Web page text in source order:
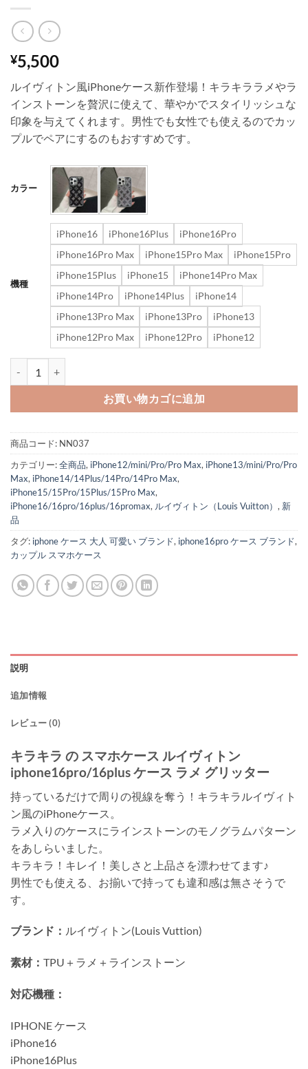
¥5,500
ルイヴィトン風iPhoneケース新作登場！キラキララメやラ
インストーンを贅沢に使えて、華やかでスタイリッシュな
印象を与えてくれます。男性でも女性でも使えるのでカッ
プルでペアにするのもおすすめです。
カラー
機種
iPhone16 iPhone16Plus
iPhone16Pro
iPhone16Pro Max
iPhone15Pro Max
iPhone15Pro
iPhone15Plus
iPhone15
iPhone14Pro Max
iPhone14Pro
iPhone14Plus
iPhone14
iPhone13Pro Max
iPhone13Pro
iPhone13
iPhone12Pro Max
iPhone12Pro iPhone12
お買い物カゴに追加
商品コード: NN037
カテゴリー:全商品, iPhone12/mini/Pro/Pro Max, iPhone13/mini/Pro/Pro
Max, iPhone14/14Plus/14Pro/14Pro Max,
iPhone15/15Pro/15Plus/15Pro Max,
iPhone16/16pro/16plus/16promax, ルイヴィトン（Louis Vuitton） , 新
品
タグ: iphone ケース 大人 可愛い ブランド, iphone16pro ケース ブランド,
カップル スマホケース
説明
追加情報
レビュー (0)
キラキラ の スマホケース ルイヴィトン
iphone16pro/16plus ケース ラメ グリッター
持っているだけで周りの視線を奪う！キラキラルイヴィト
ン風のiPhoneケース。
ラメ入りのケースにラインストーンのモノグラムパターン
をあしらいました。
キラキラ！キレイ！美しさと上品さを漂わせてます♪
男性でも使える、お揃いで持っても違和感は無さそうで
す。
ブランド： ルイヴィトン(Louis Vuttion)
素材： TPU＋ラメ＋ラインストーン
対応機種：
IPHONE ケース
iPhone16
iPhone16Plus